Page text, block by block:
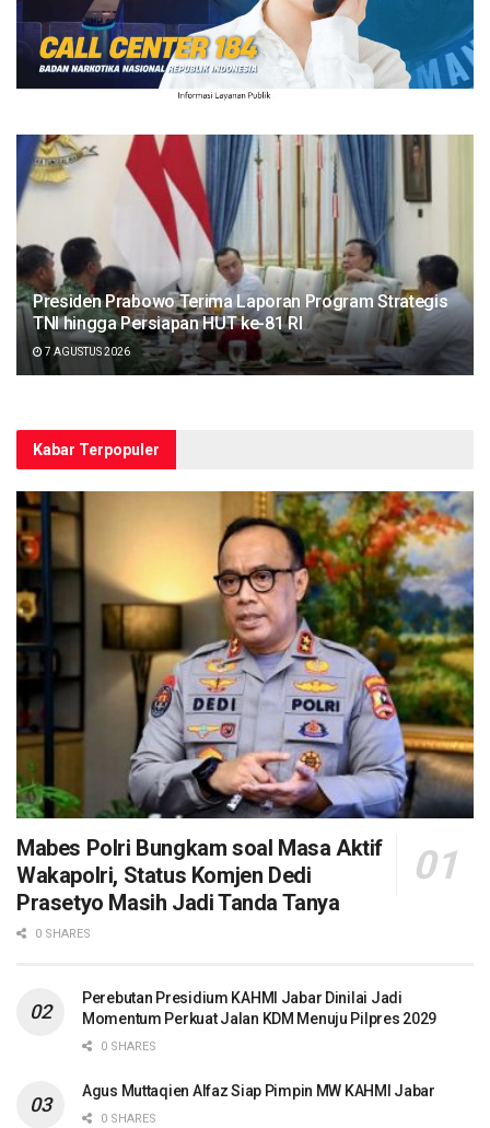
Presiden Prabowo Terima Laporan Program Strategis
TNI hingga Persiapan HUT ke-81 RI
7 AGUSTUS 2026
Kabar Terpopuler
Mabes Polri Bungkam soal Masa Aktif
Wakapolri, Status Komjen Dedi
Prasetyo Masih Jadi Tanda Tanya
0 SHARES
Perebutan Presidium KAHMI Jabar Dinilai Jadi
Momentum Perkuat Jalan KDM Menuju Pilpres 2029
0 SHARES
Agus Muttaqien Alfaz Siap Pimpin MW KAHMI Jabar
0 SHARES